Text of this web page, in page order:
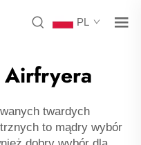
PL
Airfryera
twardych
to mądry wybór